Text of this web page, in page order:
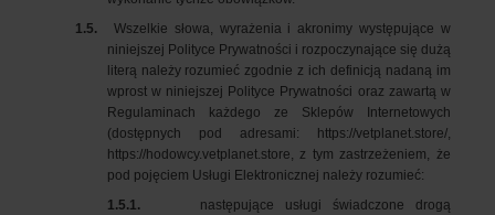
1.5.
Wszelkie słowa, wyrażenia i akronimy występujące w
niniejszej Polityce Prywatności i rozpoczynające się dużą
literą należy rozumieć zgodnie z ich definicją nadaną im
wprost w niniejszej Polityce Prywatności oraz zawartą w
Regulaminach każdego ze Sklepów Internetowych
(dostępnych pod adresami:
https://vetplanet.store/,
https://hodowcy.vetplanet.store, z tym zastrzeżeniem, że
pod pojęciem Usługi Elektronicznej należy rozumieć:
1.5.1.
następujące usługi świadczone drogą